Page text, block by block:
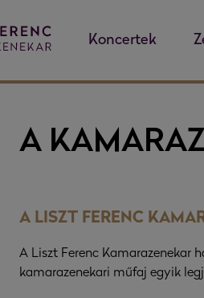
Koncertek
A
A LISZT FERENC
A Liszt Ferenc Kamarazenekar
kamarazenekari műfaj egyik